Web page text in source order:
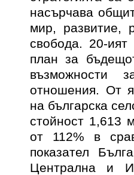
насърчава
мир, развитие,
свобода. 20-ият
план за
възможности
отношения. От
на българска
стойност 1,613
от 112% в
показател
Централна и